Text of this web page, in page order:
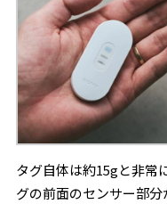
タグ自体は約15gと非常
グの前面のセンサー部